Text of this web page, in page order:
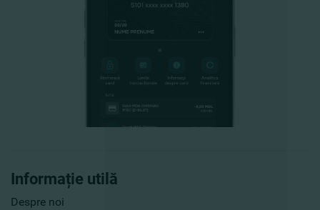
Informație utilă
Despre noi